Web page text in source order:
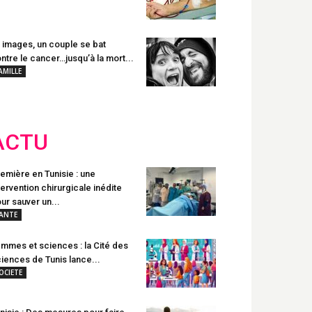
images, un couple se bat
le cancer…jusqu’à la mort...
en Tunisie : une
chirurgicale inédite
sauver un...
et sciences : la Cité des
de Tunis lance...